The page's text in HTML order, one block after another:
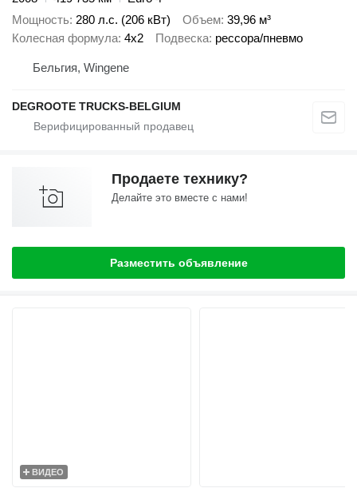
Мощность 280 л.с. (206 кВт) Объем 39,96 м³
Колесная формула 4x2 Подвеска рессора/пневмо
Бельгия, Wingene
DEGROOTE TRUCKS-BELGIUM
Продаете технику?
Делайте это вместе с нами!
Разместить объявление
ВИДЕО